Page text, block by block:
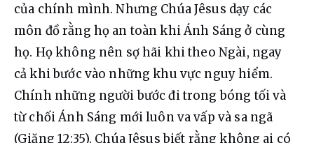
của chính mình. Nhưng Chúa Jêsus dạy các
môn đồ rằng họ an toàn khi Ánh Sáng ở cùng
họ. Họ không nên sợ hãi khi theo Ngài, ngay
cả khi bước vào những khu vực nguy hiểm.
Chính những người bước đi trong bóng tối và
từ chối Ánh Sáng mới luôn va vấp và sa ngã
(Giăng 12:35). Chúa Jêsus biết rằng không ai có